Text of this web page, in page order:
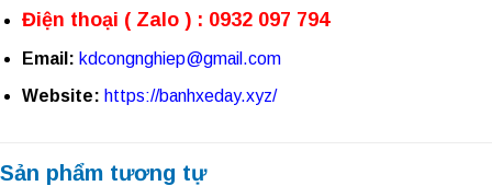
Điện thoại ( Zalo ) : 0932 097 794
Email: kdcongnghiep@gmail.com
Website: https://banhxeday.xyz/
Sản phẩm tương tự